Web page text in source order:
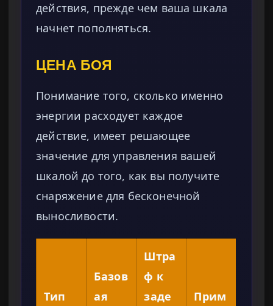
действия, прежде чем ваша шкала
начнет пополняться.
ЦЕНА БОЯ
Понимание того, сколько именно
энергии расходует каждое
действие, имеет решающее
значение для управления вашей
шкалой до того, как вы получите
снаряжение для бесконечной
выносливости.
Тип
Базов
ая
Штра
ф к
заде
Прим